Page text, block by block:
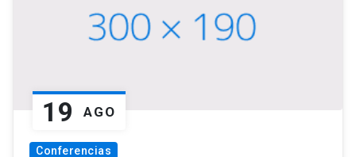
19 AGO
Conferencias